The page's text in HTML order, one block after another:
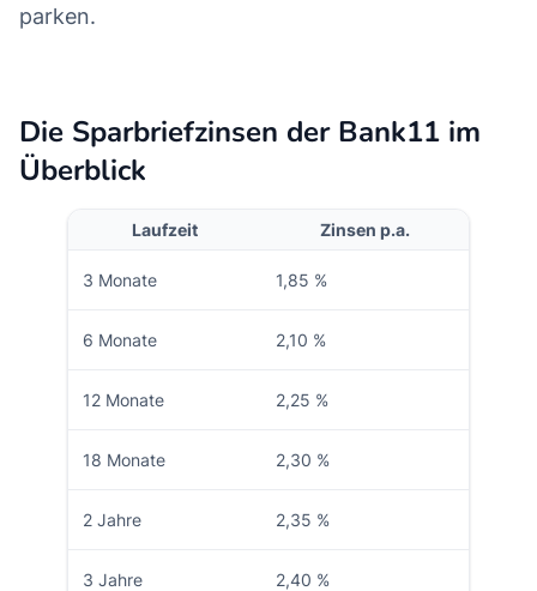
parken.
Die Sparbriefzinsen der Bank11 im
Überblick
Laufzeit Zinsen p.a.
3 Monate 1,85 %
6 Monate 2,10 %
12 Monate 2,25 %
18 Monate 2,30 %
2 Jahre 2,35 %
3 Jahre 2,40 %